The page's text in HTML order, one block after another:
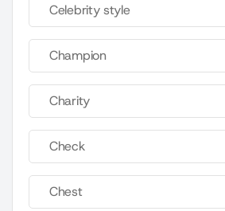
Celebrity style
Champion
Charity
Check
Chest